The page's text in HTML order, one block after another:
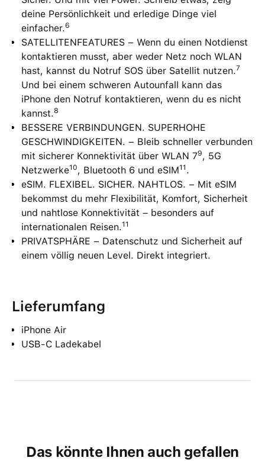
deine Persönlichkeit und erledige Dinge viel
einfacher.6
SATELLITENFEATURES − Wenn du einen Notdienst
kontaktieren musst, aber weder Netz noch WLAN
hast, kannst du Notruf SOS über Satellit nutzen.7
Und bei einem schweren Autounfall kann das
iPhone den Notruf kontaktieren, wenn du es nicht
kannst.8
BESSERE VERBINDUNGEN. SUPERHOHE
GESCHWINDIGKEITEN. − Bleib schneller verbunden
mit sicherer Konnektivität über WLAN 79, 5G
Netzwerke10, Bluetooth 6 und eSIM11 .
eSIM. FLEXIBEL. SICHER. NAHTLOS. − Mit eSIM
bekommst du mehr Flexibilität, Komfort, Sicherheit
und nahtlose Konnektivität – besonders auf
internationalen Reisen.11
PRIVATSPHÄRE − Datenschutz und Sicherheit auf
einem völlig neuen Level. Direkt integriert.
Lieferumfang
iPhone Air
USB-C Ladekabel
Das könnte Ihnen auch gefallen